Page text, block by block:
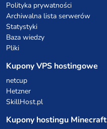
Polityka prywatności
Archiwalna lista serwerów
Statystyki
Baza wiedzy
Pliki
Kupony VPS hostingowe
netcup
Hetzner
SkillHost.pl
Kupony hostingu Minecraft